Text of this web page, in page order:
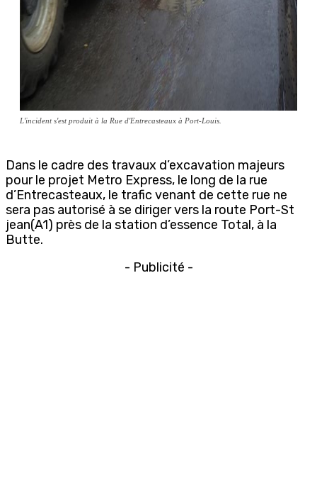
L'incident s'est produit à la Rue d'Entrecasteaux à Port-Louis.
Dans le cadre des travaux d’excavation majeurs
pour le projet Metro Express, le long de la rue
d’Entrecasteaux, le trafic venant de cette rue ne
sera pas autorisé à se diriger vers la route Port-St
jean(A1) près de la station d’essence Total, à la
Butte.
- Publicité -